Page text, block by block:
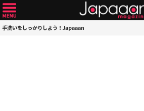
手洗いをしっかりしよう！Japaaan